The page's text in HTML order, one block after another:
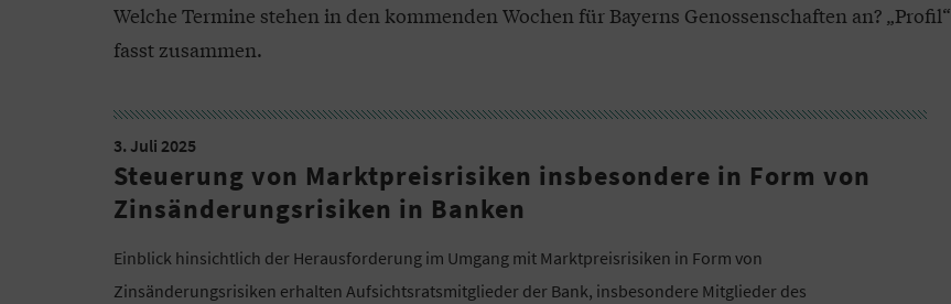
Welche Termine stehen in den kommenden Wochen für Bayerns Genossenschaften an? „Profil“
fasst zusammen.
3. Juli 2025
Steuerung von Marktpreisrisiken insbesondere in Form von
Zinsänderungsrisiken in Banken
Einblick hinsichtlich der Herausforderung im Umgang mit Marktpreisrisiken in Form von
Zinsänderungsrisiken erhalten Aufsichtsratsmitglieder der Bank, insbesondere Mitglieder des